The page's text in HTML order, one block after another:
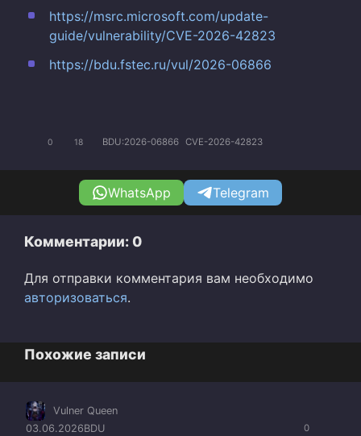
https://msrc.microsoft.com/update-
guide/vulnerability/CVE-2026-42823
https://bdu.fstec.ru/vul/2026-06866
0 18 BDU:2026-06866 CVE-2026-42823
WhatsApp Telegram
Комментарии: 0
Для отправки комментария вам необходимо
авторизоваться.
Похожие записи
0
Vulner Queen
03.06.2026BDU